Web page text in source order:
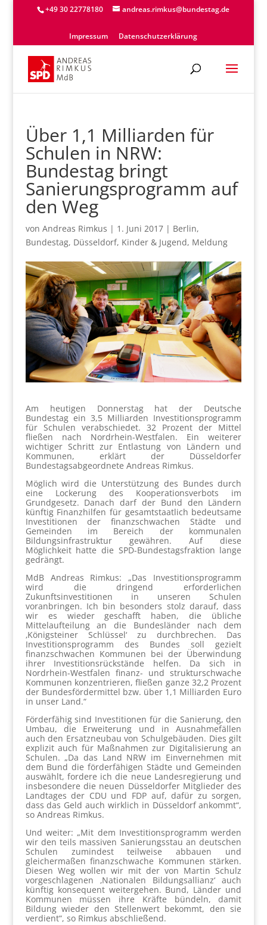
+49 30 22778180 andreas.rimkus@bundestag.de
Impressum Datenschutzerklärung
Über 1,1 Milliarden für
Schulen in NRW:
Bundestag bringt
Sanierungsprogramm auf
den Weg
von Andreas Rimkus | 1. Juni 2017| Berlin,
Bundestag, Düsseldorf, Kinder & Jugend, Meldung
Am heutigen Donnerstag hat der Deutsche
Bundestag ein 3,5 Milliarden Investitionsprogramm
für Schulen verabschiedet. 32 Prozent der Mittel
fließen nach Nordrhein-Westfalen. Ein weiterer
wichtiger Schritt zur Entlastung von Ländern und
Kommunen, erklärt der Düsseldorfer
Bundestagsabgeordnete Andreas Rimkus.
Möglich wird die Unterstützung des Bundes durch
eine Lockerung des Kooperationsverbots im
Grundgesetz. Danach darf der Bund den Ländern
künftig Finanzhilfen für gesamtstaatlich bedeutsame
Investitionen der finanzschwachen Städte und
Gemeinden im Bereich der kommunalen
Bildungsinfrastruktur gewähren. Auf diese
Möglichkeit hatte die SPD-Bundestagsfraktion lange
gedrängt.
MdB Andreas Rimkus: „Das Investitionsprogramm
wird die dringend erforderlichen
Zukunftsinvestitionen in unseren Schulen
voranbringen. Ich bin besonders stolz darauf, dass
wir es wieder geschafft haben, die übliche
Mittelaufteilung an die Bundesländer nach dem
‚Königsteiner Schlüssel‘ zu durchbrechen. Das
Investitionsprogramm des Bundes soll gezielt
finanzschwachen Kommunen bei der Überwindung
ihrer Investitionsrückstände helfen. Da sich in
Nordrhein-Westfalen finanz- und strukturschwache
Kommunen konzentrieren, fließen ganze 32,2 Prozent
der Bundesfördermittel bzw. über 1,1 Milliarden Euro
in unser Land.“
Förderfähig sind Investitionen für die Sanierung, den
Umbau, die Erweiterung und in Ausnahmefällen
auch den Ersatzneubau von Schulgebäuden. Dies gilt
explizit auch für Maßnahmen zur Digitalisierung an
Schulen. „Da das Land NRW im Einvernehmen mit
dem Bund die förderfähigen Städte und Gemeinden
auswählt, fordere ich die neue Landesregierung und
insbesondere die neuen Düsseldorfer Mitglieder des
Landtages der CDU und FDP auf, dafür zu sorgen,
dass das Geld auch wirklich in Düsseldorf ankommt“,
so Andreas Rimkus.
Und weiter: „Mit dem Investitionsprogramm werden
wir den teils massiven Sanierungsstau an deutschen
Schulen zumindest teilweise abbauen und
gleichermaßen finanzschwache Kommunen stärken.
Diesen Weg wollen wir mit der von Martin Schulz
vorgeschlagenen ‚Nationalen Bildungsallianz‘ auch
künftig konsequent weitergehen. Bund, Länder und
Kommunen müssen ihre Kräfte bündeln, damit
Bildung wieder den Stellenwert bekommt, den sie
verdient“, so Rimkus abschließend.